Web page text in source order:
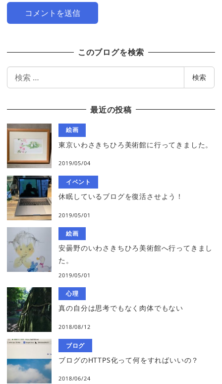
このブログを検索
索
検索
最近の投稿
絵画
東京いわさきちひろ美術館に行ってきました。
2019/05/04
イベント
休眠しているブログを復活させよう！
2019/05/01
絵画
安曇野のいわさきちひろ美術館へ行ってきまし
た。
2019/05/01
心理
真の自分は思考でもなく肉体でもない
2018/08/12
ブログ
ブログのHTTPS化って何をすればいいの？
2018/06/24